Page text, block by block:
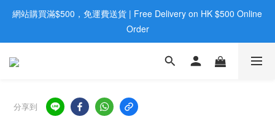
歡迎親臨旺角店購買：旺角弼街20號12樓B  |  RealDeal 保健品 |
WhatsApp 9560 0709
網站購買滿$500，免運費送貨 | Free Delivery on HK $500 Online
Order
歡迎親臨旺角店購買：旺角弼街20號12樓B  |  RealDeal 保健品 |
分享到